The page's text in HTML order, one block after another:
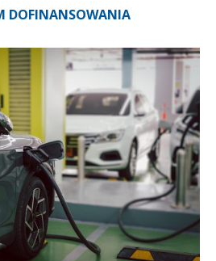
DOFINANSOWANIA